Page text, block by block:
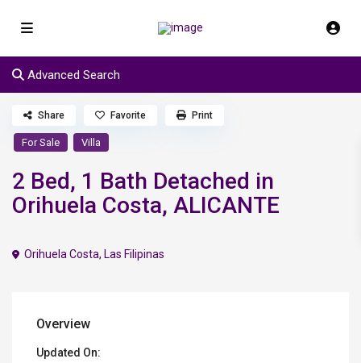
Advanced Search
For Sale Villa
2 Bed, 1 Bath Detached in
Orihuela Costa, ALICANTE
Orihuela Costa, Las Filipinas
Share Favorite Print
Overview
Updated On: